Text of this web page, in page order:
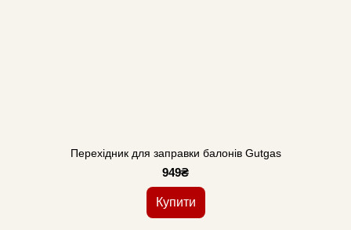
Перехідник для заправки балонів Gutgas
949₴
Купити